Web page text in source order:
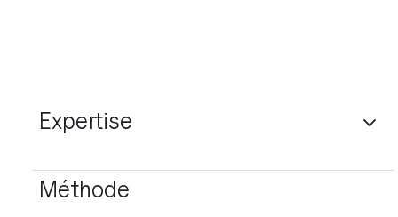
Expertise
Méthode
Dites nous en plus